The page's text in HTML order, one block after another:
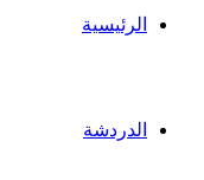
الرئيسية
الدردشة